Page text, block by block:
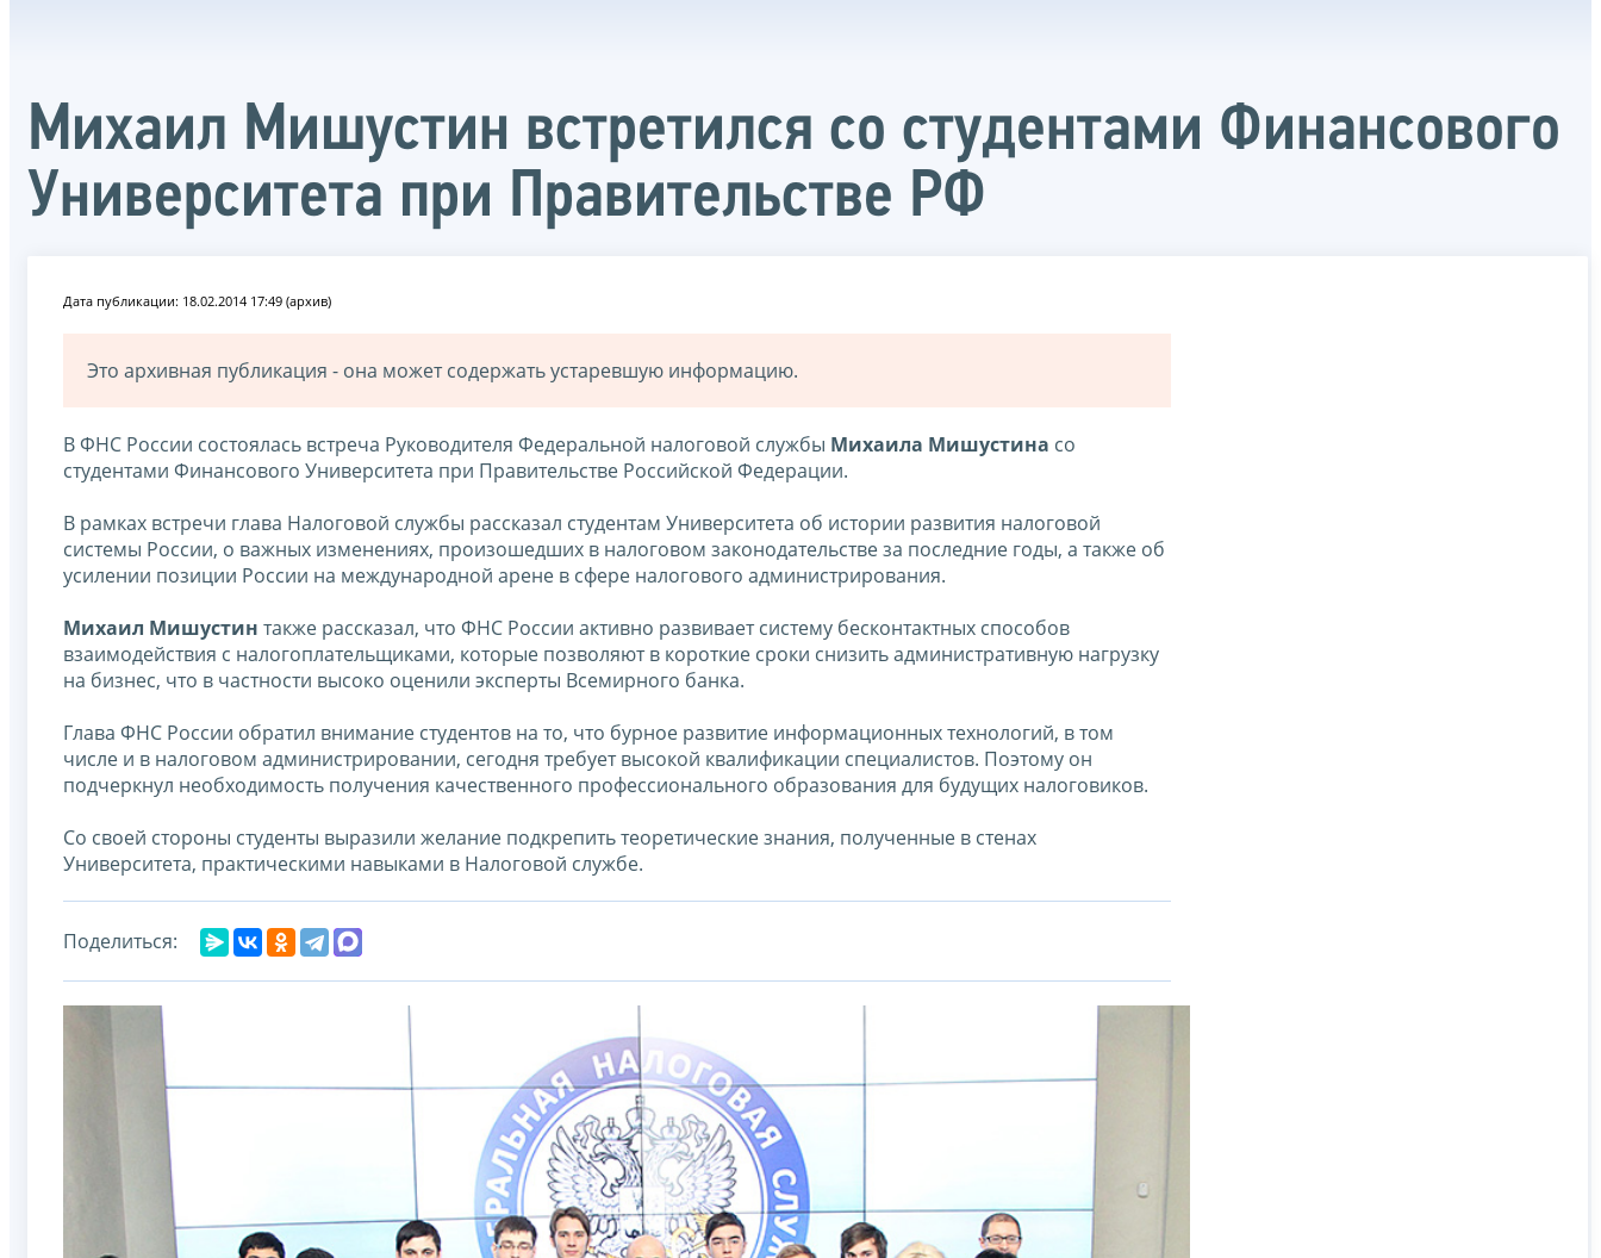
Михаил Мишустин встретился со студентами Финансового
Университета при Правительстве РФ
Дата публикации: 18.02.2014 17:49 (архив)
Это архивная публикация - она может содержать устаревшую информацию.
В ФНС России состоялась встреча Руководителя Федеральной налоговой службы Михаила Мишустина со
студентами Финансового Университета при Правительстве Российской Федерации.
В рамках встречи глава Налоговой службы рассказал студентам Университета об истории развития налоговой
системы России, о важных изменениях, произошедших в налоговом законодательстве за последние годы, а также об
усилении позиции России на международной арене в сфере налогового администрирования.
Михаил Мишустин также рассказал, что ФНС России активно развивает систему бесконтактных способов
взаимодействия с налогоплательщиками, которые позволяют в короткие сроки снизить административную нагрузку
на бизнес, что в частности высоко оценили эксперты Всемирного банка.
Глава ФНС России обратил внимание студентов на то, что бурное развитие информационных технологий, в том
числе и в налоговом администрировании, сегодня требует высокой квалификации специалистов. Поэтому он
подчеркнул необходимость получения качественного профессионального образования для будущих налоговиков.
Со своей стороны студенты выразили желание подкрепить теоретические знания, полученные в стенах
Университета, практическими навыками в Налоговой службе.
Поделиться: